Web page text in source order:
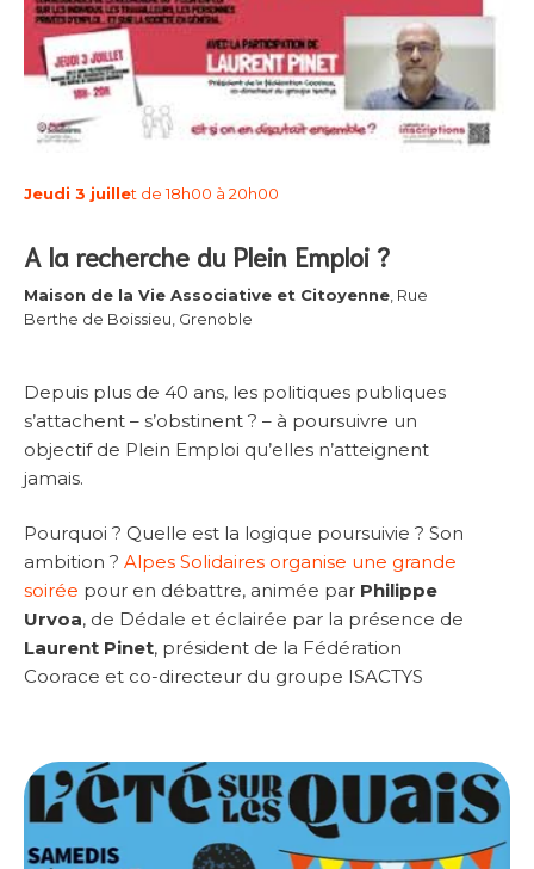
Jeudi 3 juillet de 18h00 à 20h00
A la recherche du Plein Emploi ?
Maison de la Vie Associative et Citoyenne , Rue
Berthe de Boissieu, Grenoble
Depuis plus de 40 ans, les politiques publiques
s’attachent – s’obstinent ? – à poursuivre un
objectif de Plein Emploi qu’elles n’atteignent
jamais.
Pourquoi ? Quelle est la logique poursuivie ? Son
ambition ? Alpes Solidaires organise une grande
soirée pour en débattre, animée par Philippe
Urvoa, de Dédale et éclairée par la présence de
Laurent Pinet, président de la Fédération
Coorace et co-directeur du groupe ISACTYS